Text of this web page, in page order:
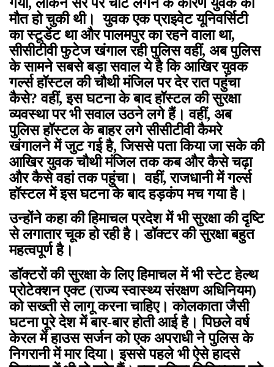
गया, लेकिन सर पर चोट लगने के कारण युवक की
मौत हो चुकी थी। युवक एक प्राइवेट यूनिवर्सिटी
का स्टूडेंट था और पालमपुर का रहने वाला था,
सीसीटीवी फुटेज खंगाल रही पुलिस वहीं, अब पुलिस
के सामने सबसे बड़ा सवाल ये है कि आखिर युवक
गर्ल्स हॉस्टल की चौथी मंजिल पर देर रात पहुंचा
कैसे? वहीं, इस घटना के बाद हॉस्टल की सुरक्षा
व्यवस्था पर भी सवाल उठने लगे हैं। वहीं, अब
पुलिस हॉस्टल के बाहर लगे सीसीटीवी कैमरे
खंगालने में जुट गई है, जिससे पता किया जा सके की
आखिर युवक चौथी मंजिल तक कब और कैसे चढ़ा
और कैसे वहां तक पहुंचा। वहीं, राजधानी में गर्ल्स
हॉस्टल में इस घटना के बाद हड़कंप मच गया है।
उन्होंने कहा की हिमाचल प्रदेश में भी सुरक्षा की दृष्टि
से लगातार चूक हो रही है। डॉक्टर की सुरक्षा बहुत
महत्वपूर्ण है।
डॉक्टरों की सुरक्षा के लिए हिमाचल में भी स्टेट हेल्थ
प्रोटेक्शन एक्ट (राज्य स्वास्थ्य संरक्षण अधिनियम)
को सख्ती से लागू करना चाहिए। कोलकाता जैसी
घटना पूरे देश में बार-बार होती आई है। पिछले वर्ष
केरल में हाउस सर्जन को एक अपराधी ने पुलिस के
निगरानी में मार दिया। इससे पहले भी ऐसे हादसे